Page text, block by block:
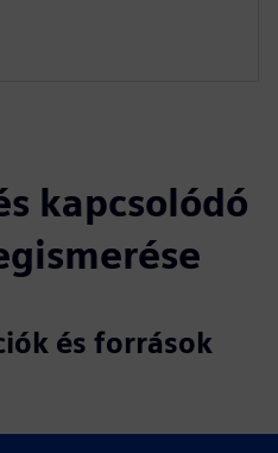
kapcsolódó
és források